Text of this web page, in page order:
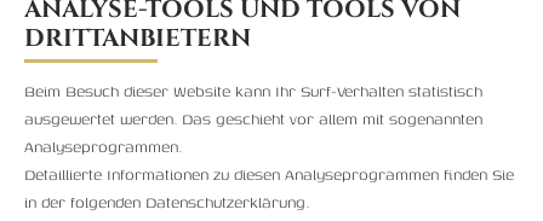
ANALYSE-TOOLS UND TOOLS VON
DRITTANBIETERN
Beim Besuch dieser Website kann Ihr Surf-Verhalten statistisch
ausgewertet werden. Das geschieht vor allem mit sogenannten
Analyseprogrammen.
Detaillierte Informationen zu diesen Analyseprogrammen finden Sie
in der folgenden Datenschutzerklärung.